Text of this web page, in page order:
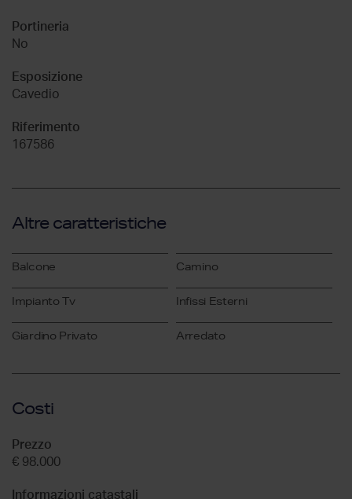
Portineria
No
Esposizione
Cavedio
Riferimento
167586
Altre caratteristiche
Balcone Camino
Impianto Tv Infissi Esterni
Giardino Privato Arredato
Costi
Prezzo
€ 98.000
Informazioni catastali